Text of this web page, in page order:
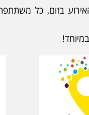
בזום, כל